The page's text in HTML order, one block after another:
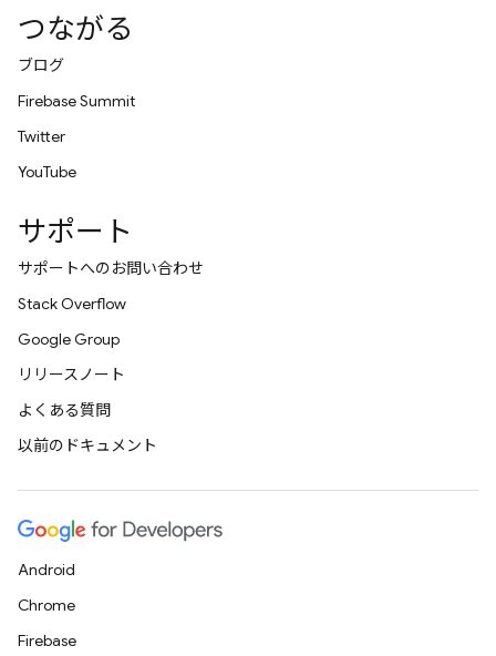
つながる
ブログ
Firebase Summit
Twitter
YouTube
サポート
サポートへのお問い合わせ
Stack Overflow
Google Group
リリースノート
よくある質問
以前のドキュメント
Android
Chrome
Firebase